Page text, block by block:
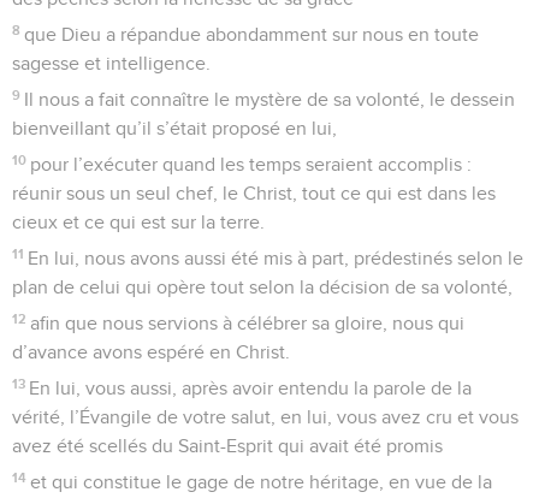
8 que Dieu a répandue abondamment sur nous en toute
sagesse et intelligence.
9 Il nous a fait connaître le mystère de sa volonté, le dessein
bienveillant qu’il s’était proposé en lui,
10 pour l’exécuter quand les temps seraient accomplis :
réunir sous un seul chef, le Christ, tout ce qui est dans les
cieux et ce qui est sur la terre.
11 En lui, nous avons aussi été mis à part, prédestinés selon le
plan de celui qui opère tout selon la décision de sa volonté,
12 afin que nous servions à célébrer sa gloire, nous qui
d’avance avons espéré en Christ.
13 En lui, vous aussi, après avoir entendu la parole de la
vérité, l’Évangile de votre salut, en lui, vous avez cru et vous
avez été scellés du Saint-Esprit qui avait été promis
14 et qui constitue le gage de notre héritage, en vue de la